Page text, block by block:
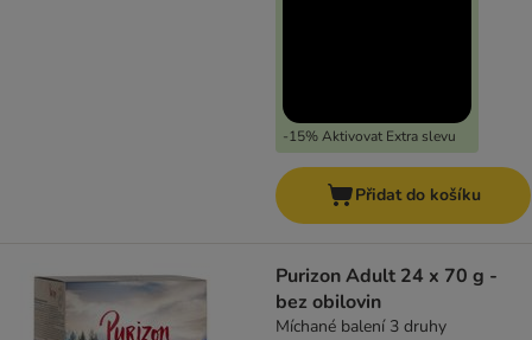
-15% Aktivovat Extra slevu
Přidat do košíku
Purizon Adult 24 x 70 g -
bez obilovin
Míchané balení 3 druhy